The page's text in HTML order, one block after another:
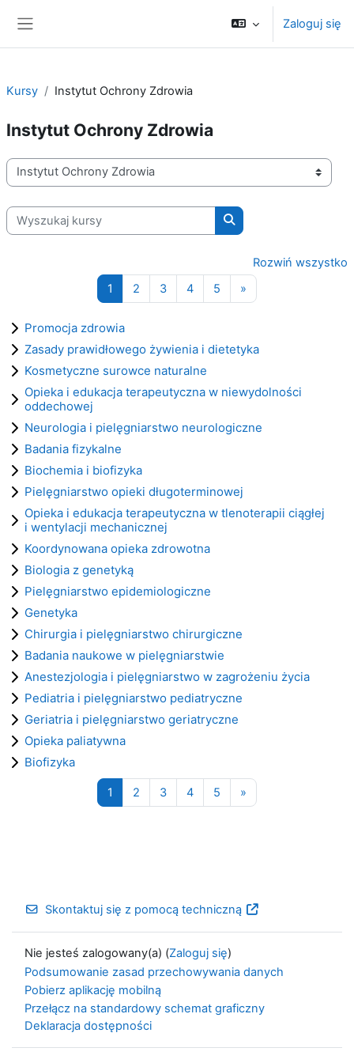
Zaloguj się
Kursy Instytut Ochrony Zdrowia
Instytut Ochrony Zdrowia
Kategorie kursów
Wyszukaj kursy
Wyszukaj kursy
Rozwiń wszystko
1 Strona 1
2 Strona 2
3Strona 3
4Strona 4
5 Strona 5
»
Promocja zdrowia
Zasady prawidłowego żywienia i dietetyka
Kosmetyczne surowce naturalne
Opieka i edukacja terapeutyczna w niewydolności
oddechowej
Neurologia i pielęgniarstwo neurologiczne
Badania fizykalne
Biochemia i biofizyka
Pielęgniarstwo opieki długoterminowej
Opieka i edukacja terapeutyczna w tlenoterapii ciągłej
i wentylacji mechanicznej
Koordynowana opieka zdrowotna
Biologia z genetyką
Pielęgniarstwo epidemiologiczne
Genetyka
Chirurgia i pielęgniarstwo chirurgiczne
Badania naukowe w pielęgniarstwie
Anestezjologia i pielęgniarstwo w zagrożeniu życia
Pediatria i pielęgniarstwo pediatryczne
Geriatria i pielęgniarstwo geriatryczne
Opieka paliatywna
Biofizyka
1 Strona 1
2 Strona 2
3Strona 3
4Strona 4
5 Strona 5
»
Skontaktuj się z pomocą techniczną
Nie jesteś zalogowany(a) (Zaloguj się)
Podsumowanie zasad przechowywania danych
Pobierz aplikację mobilną
Przełącz na standardowy schemat graficzny
Deklaracja dostępności